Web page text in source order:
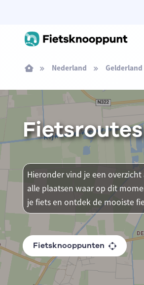
Nederland Gelderland
Hieronder vind je een
alle plaatsen waar op dit
je fiets en ontdek de mooiste
Fietsknooppunten